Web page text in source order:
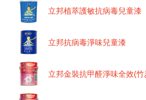
立邦植萃護敏抗病毒兒童漆
立邦抗病毒淨味兒童漆
立邦金裝抗甲醛淨味全效(